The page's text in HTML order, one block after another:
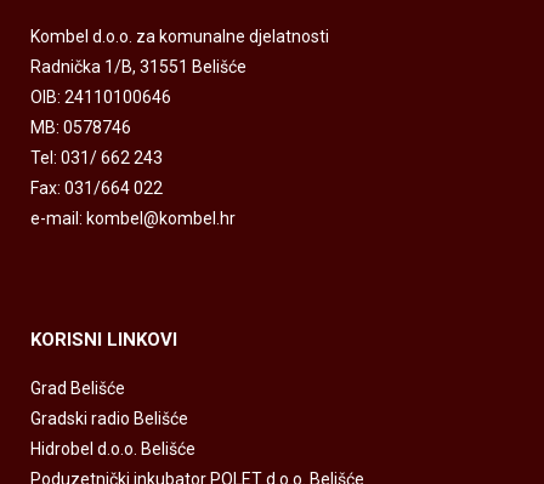
Kombel d.o.o. za komunalne djelatnosti
Radnička 1/B, 31551 Belišće
OIB: 24110100646
MB: 0578746
Tel: 031/ 662 243
Fax: 031/664 022
e-mail: kombel@kombel.hr
KORISNI LINKOVI
Grad Belišće
Gradski radio Belišće
Hidrobel d.o.o. Belišće
Poduzetnički inkubator POLET d.o.o. Belišće